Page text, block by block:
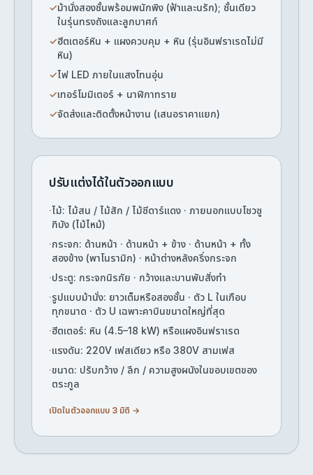
✓ม้านั่งสองชั้นพร้อมพนักพิง (ฟ้าและนรัก); ชั้นเดียว
ในรุ่นทรงถังและลูกบาศก์
✓ฮีตเตอร์หิน + แผงควบคุม + หิน (รุ่นอินฟราเรดไม่มี
หิน)
✓ไฟ LED ภายในแสงโทนอุ่น
✓เทอร์โมมิเตอร์ + นาฬิกาทราย
✓จัดส่งและติดตั้งหน้างาน (เสนอราคาแยก)
ปรับแต่งได้ในตัวออกแบบ
·ไม้: ไม้สน / ไม้สัก / ไม้ซีดาร์แดง · ภายนอกแบบโชวซู
กิบัง (ไม้ไหม้)
·กระจก: ด้านหน้า · ด้านหน้า + ข้าง · ด้านหน้า + ทั้ง
สองข้าง (พาโนรามิก) · หน้าต่างหลังครึ่งกระจก
·ประตู: กระจกนิรภัย · กว้างและบานพับสั่งทำ
·รูปแบบม้านั่ง: ยาวเต็มหรือสองชั้น · ตัว L ในเกือบ
ทุกขนาด · ตัว U เฉพาะคาบินขนาดใหญ่ที่สุด
·ฮีตเตอร์: หิน (4.5–18 kW) หรือแผงอินฟราเรด
·แรงดัน: 220V เฟสเดียว หรือ 380V สามเฟส
·ขนาด: ปรับกว้าง / ลึก / ความสูงผนังในขอบเขตของ
ตระกูล
เปิดในตัวออกแบบ 3 มิติ →